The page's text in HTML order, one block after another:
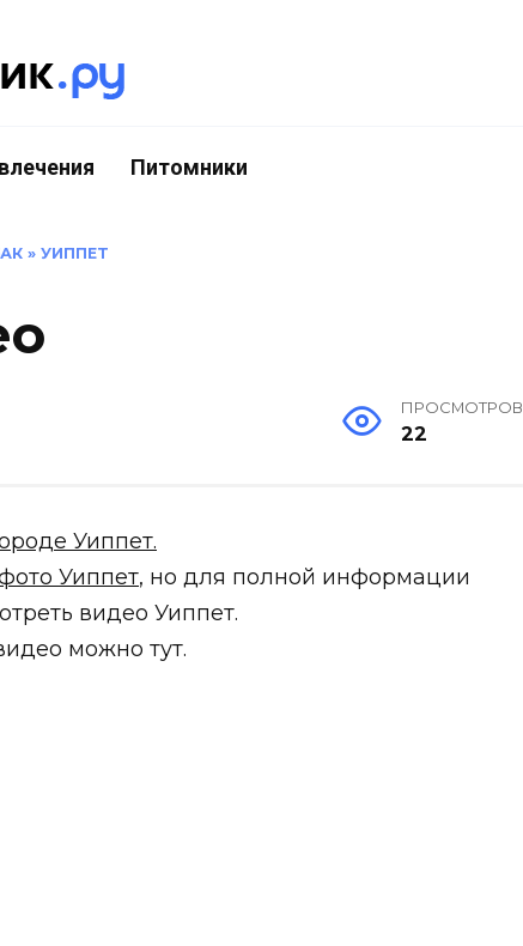
Питомники
» УИППЕТ
ПРОСМОТРОВ
22
Уиппет.
Уиппет, но для полной информации
видео Уиппет.
можно тут.